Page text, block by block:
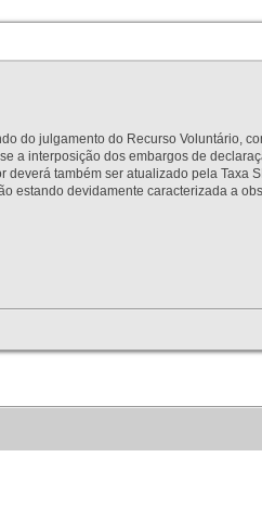
do julgamento do Recurso Voluntário,
a interposição dos embargos de
também ser atualizado pela Taxa
estando devidamente caracterizada a